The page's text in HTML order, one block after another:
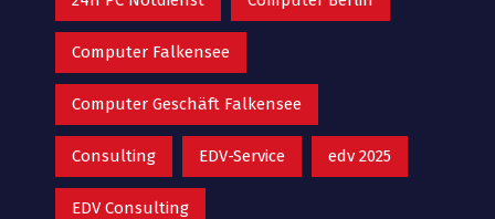
Computer Falkensee
Computer Geschäft Falkensee
Consulting EDV-Service edv 2025
EDV Consulting